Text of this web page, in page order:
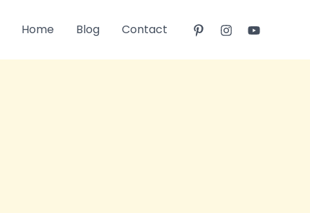
Home Blog Contact